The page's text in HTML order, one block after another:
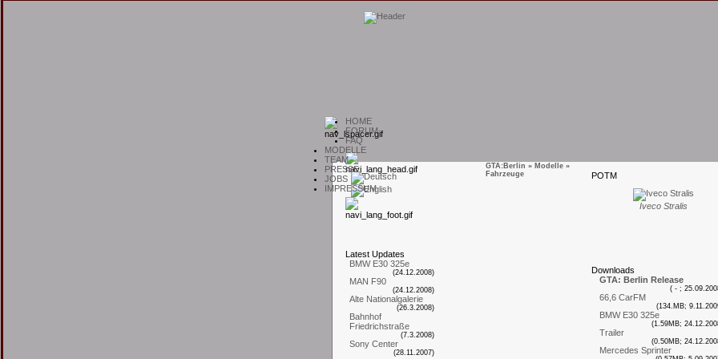
HOME
FORUM
FAQ
MODELLE
TEAM
PRESSE
JOBS
IMPRESSUM
L atest Updates
BMW E30 325e
(24.12.2008)
MAN F90
(24.12.2008)
Alte Nationalgalerie
(26.3.2008)
Bahnhof
Friedrichstraße
(7.3.2008)
Sony Center
(28.11.2007)
POTM
Iveco Stralis
Downloads
GTA: Berlin Release
( - ;
66,6 CarFM
(134.MB;
BMW E30 325e
(1.59MB;
Trailer
(0.50MB;
Mercedes Sprinter
GTA:Berlin » Modelle »
Fahrzeuge